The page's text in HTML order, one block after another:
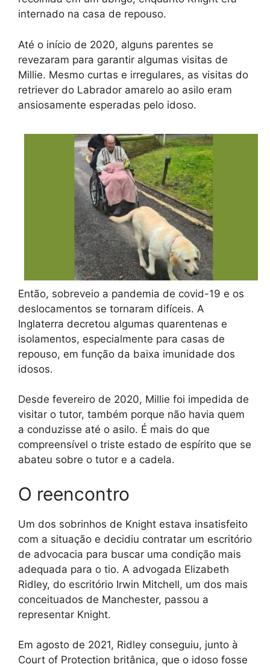
internado na casa de repouso.
Até o início de 2020, alguns parentes se
revezaram para garantir algumas visitas de
Millie. Mesmo curtas e irregulares, as visitas do
retriever do Labrador amarelo ao asilo eram
ansiosamente esperadas pelo idoso.
Então, sobreveio a pandemia de covid-19 e os
deslocamentos se tornaram difíceis. A
Inglaterra decretou algumas quarentenas e
isolamentos, especialmente para casas de
repouso, em função da baixa imunidade dos
idosos.
Desde fevereiro de 2020, Millie foi impedida de
visitar o tutor, também porque não havia quem
a conduzisse até o asilo. É mais do que
compreensível o triste estado de espírito que se
abateu sobre o tutor e a cadela.
O reencontro
Um dos sobrinhos de Knight estava insatisfeito
com a situação e decidiu contratar um escritório
de advocacia para buscar uma condição mais
adequada para o tio. A advogada Elizabeth
Ridley, do escritório Irwin Mitchell, um dos mais
conceituados de Manchester, passou a
representar Knight.
Em agosto de 2021, Ridley conseguiu, junto à
Court of Protection britânica, que o idoso fosse